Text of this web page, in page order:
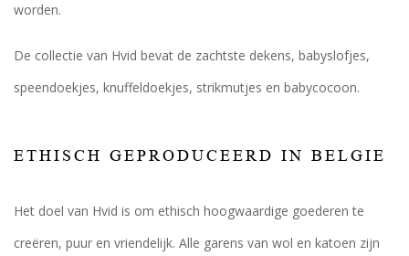
worden.
De collectie van Hvid bevat de zachtste dekens, babyslofjes,
speendoekjes, knuffeldoekjes, strikmutjes en babycocoon.
ETHISCH GEPRODUCEERD IN BELGIE
Het doel van Hvid is om ethisch hoogwaardige goederen te
creëren, puur en vriendelijk. Alle garens van wol en katoen zijn